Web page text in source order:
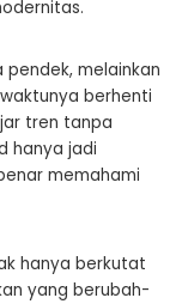
pendek, melainkan
berhenti
tren tanpa
hanya jadi
memahami
hanya berkutat
yang berubah-